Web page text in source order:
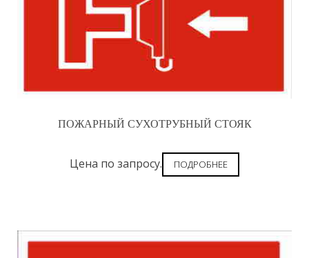
ПОЖАРНЫЙ СУХОТРУБНЫЙ СТОЯК
Цена по запросу. ПОДРОБНЕЕ